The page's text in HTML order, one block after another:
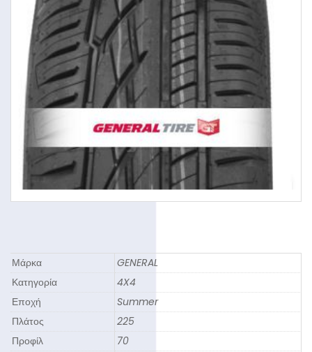
Μάρκα
GENERAL
Κατηγορία
4X4
Εποχή
Summer
Πλάτος
225
Προφίλ
70